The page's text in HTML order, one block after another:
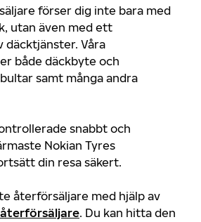
förser dig inte bara med
utan även med ett
Våra
både däckbyte och
samt många andra
snabbt och
Nokian Tyres
din resa säkert.
återförsäljare med hjälp av
. Du kan hitta den